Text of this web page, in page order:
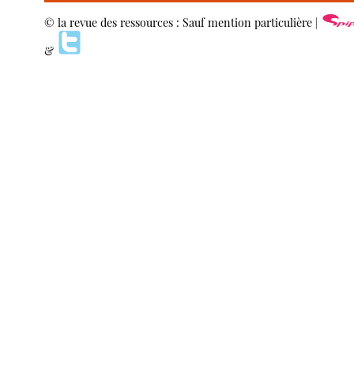
© la revue des ressources : Sauf mention particulière |
&